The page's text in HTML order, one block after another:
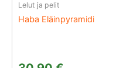
Lelut ja pelit
Haba Eläinpyramidi